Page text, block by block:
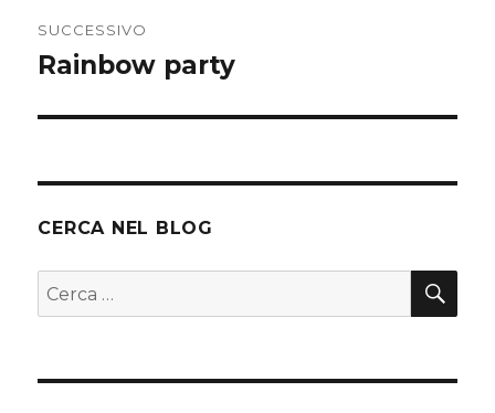
SUCCESSIVO
Articolo
Rainbow party
CERCA NEL BLOG
Cerca: